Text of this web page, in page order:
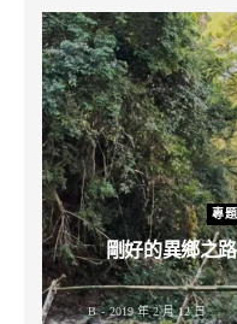
專
剛好的異鄉之
B 2019 年 2 月 12 日